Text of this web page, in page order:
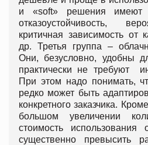
и «soft» решения имеют
отказоустойчивость,
критичная зависимость от
др. Третья группа –
Они, безусловно, удобны
практически не требуют
При этом надо понимать,
редко может быть
конкретного заказчика.
большом увеличении
стоимость
существенно превысить